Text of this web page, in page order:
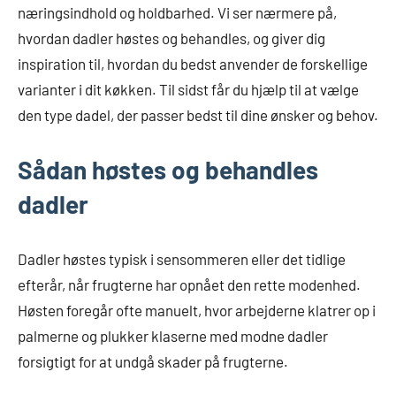
næringsindhold og holdbarhed. Vi ser nærmere på,
hvordan dadler høstes og behandles, og giver dig
inspiration til, hvordan du bedst anvender de forskellige
varianter i dit køkken. Til sidst får du hjælp til at vælge
den type dadel, der passer bedst til dine ønsker og behov.
Sådan høstes og behandles
dadler
Dadler høstes typisk i sensommeren eller det tidlige
efterår, når frugterne har opnået den rette modenhed.
Høsten foregår ofte manuelt, hvor arbejderne klatrer op i
palmerne og plukker klaserne med modne dadler
forsigtigt for at undgå skader på frugterne.